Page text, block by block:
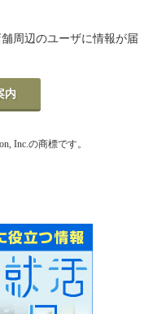
周辺のユーザに情報が届
内
Inc.の商標です。